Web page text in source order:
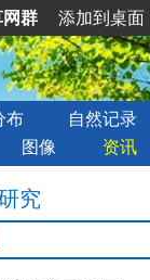
群 添加到桌面
布
自然记录
图像 资讯
究